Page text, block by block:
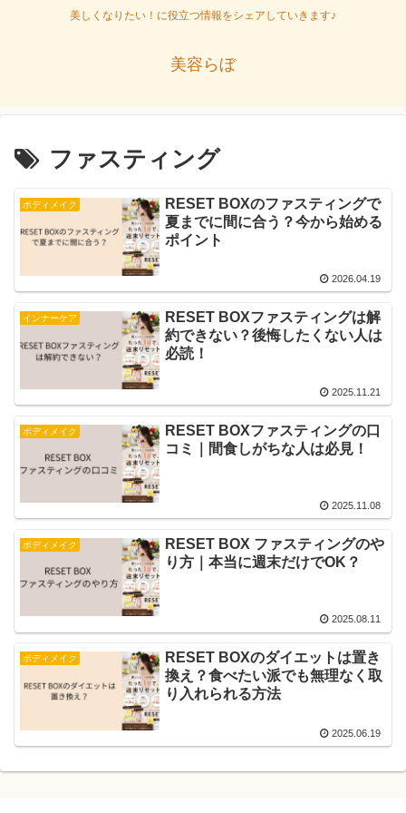
美しくなりたい！に役立つ情報をシェアしていきます♪
美容らぼ
ファスティング
ボディメイク
RESET BOXのファスティングで
夏までに間に合う？今から始める
ポイント
2026.04.19
インナーケア
RESET BOXファスティングは解
約できない？後悔したくない人は
必読！
2025.11.21
ボディメイク
RESET BOXファスティングの口
コミ｜間食しがちな人は必見！
2025.11.08
ボディメイク
RESET BOX ファスティングのや
り方｜本当に週末だけでOK？
2025.08.11
ボディメイク
RESET BOXのダイエットは置き
換え？食べたい派でも無理なく取
り入れられる方法
2025.06.19